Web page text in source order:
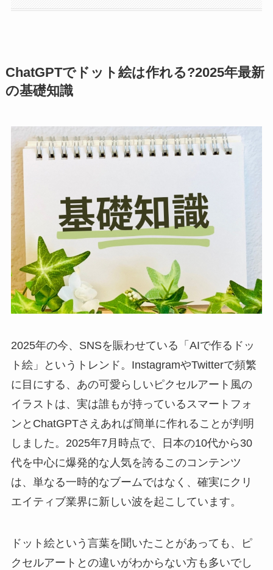
ChatGPTでドット絵は作れる?2025年最新
の基礎知識
2025年の今、SNSを賑わせている「AIで作るドッ
ト絵」というトレンド。InstagramやTwitterで頻繁
に目にする、あの可愛らしいピクセルアート風の
イラストは、実は誰もが持っているスマートフォ
ンとChatGPTさえあれば簡単に作れることが判明
しました。2025年7月時点で、日本の10代から30
代を中心に爆発的な人気を誇るこのコンテンツ
は、単なる一時的なブームではなく、確実にクリ
エイティブ業界に新しい波を起こしています。
ドット絵という言葉を聞いたことがあっても、ピ
クセルアートとの違いがわからない方も多いでし